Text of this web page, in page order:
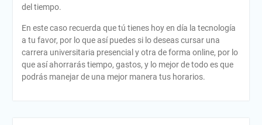
del tiempo.
En este caso recuerda que tú tienes hoy en día la tecnología
a tu favor, por lo que así puedes si lo deseas cursar una
carrera universitaria presencial y otra de forma online, por lo
que así ahorrarás tiempo, gastos, y lo mejor de todo es que
podrás manejar de una mejor manera tus horarios.